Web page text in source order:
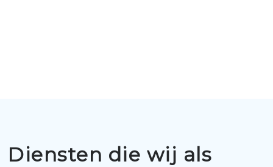
Diensten die wij als